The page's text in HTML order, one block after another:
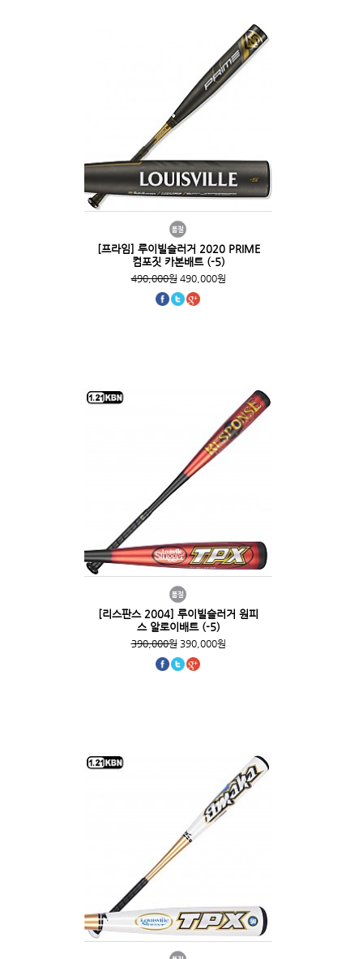
[프라임] 루이빌슬러거 2020 PRIME
컴포짓 카본배트 (-5)
490,000원490,000원
[리스판스 2004] 루이빌슬러거 원피
스 알로이배트 (-5)
390,000원390,000원